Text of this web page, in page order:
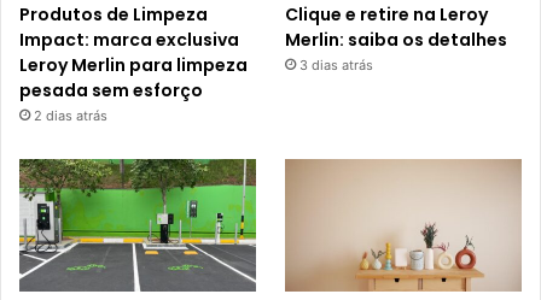
Produtos de Limpeza
Impact: marca exclusiva
Leroy Merlin para limpeza
pesada sem esforço
2 dias atrás
Clique e retire na Leroy
Merlin: saiba os detalhes
3 dias atrás